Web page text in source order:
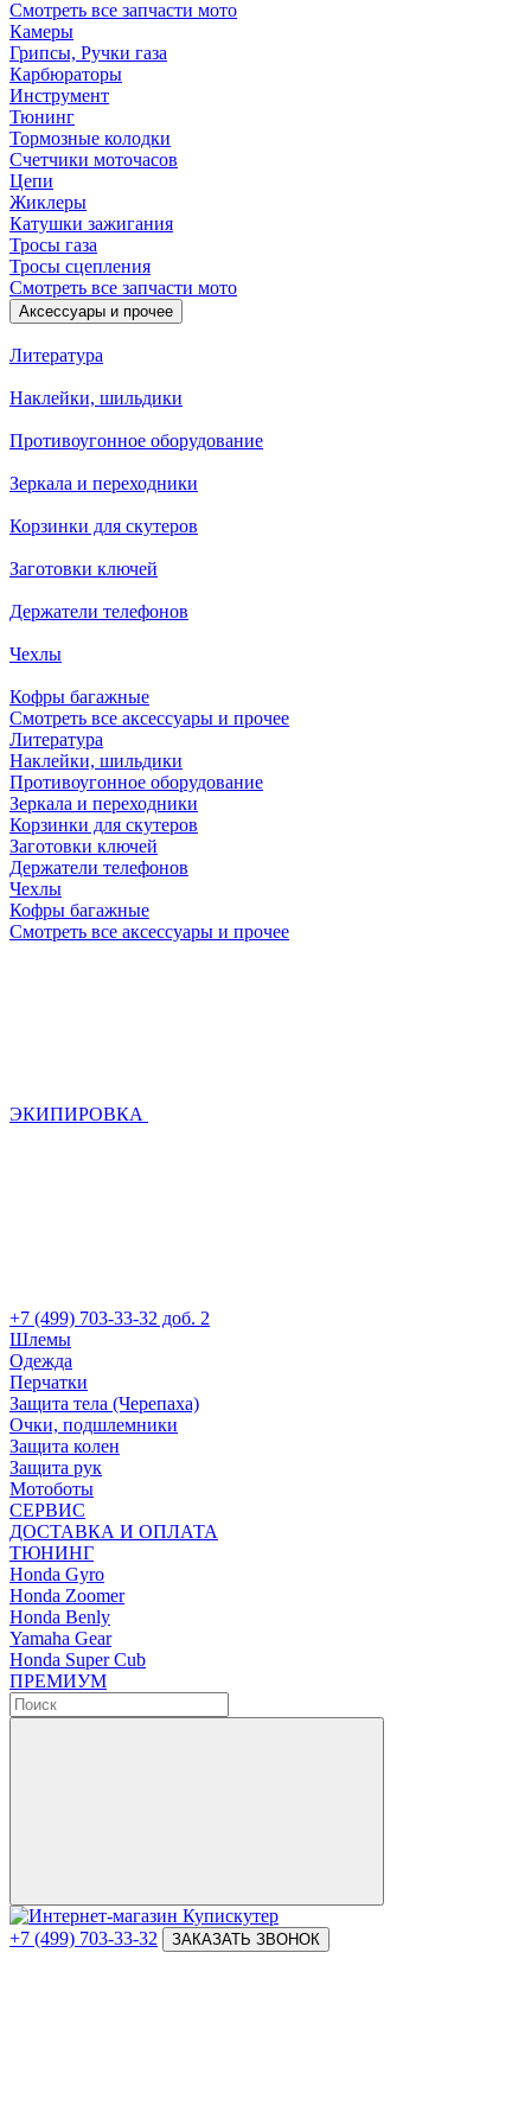
Смотреть все запчасти мото
Камеры
Грипсы, Ручки газа
Карбюраторы
Инструмент
Тюнинг
Тормозные колодки
Счетчики моточасов
Цепи
Жиклеры
Катушки зажигания
Тросы газа
Тросы сцепления
Смотреть все запчасти мото
Аксессуары и прочее
Литература
Наклейки, шильдики
Противоугонное оборудование
Зеркала и переходники
Корзинки для скутеров
Заготовки ключей
Держатели телефонов
Чехлы
Кофры багажные
Смотреть все аксессуары и прочее
Литература
Наклейки, шильдики
Противоугонное оборудование
Зеркала и переходники
Корзинки для скутеров
Заготовки ключей
Держатели телефонов
Чехлы
Кофры багажные
Смотреть все аксессуары и прочее
ЭКИПИРОВКА
+7 (499) 703-33-32 доб. 2
Шлемы
Одежда
Перчатки
Защита тела (Черепаха)
Очки, подшлемники
Защита колен
Защита рук
Мотоботы
СЕРВИС
ДОСТАВКА И ОПЛАТА
ТЮНИНГ
Honda Gyro
Honda Zoomer
Honda Benly
Yamaha Gear
Honda Super Cub
ПРЕМИУМ
+7 (499) 703-33-32 ЗАКАЗАТЬ ЗВОНОК